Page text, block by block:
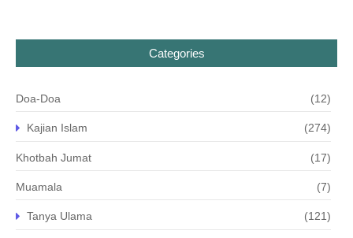
Categories
Doa-Doa (12)
Kajian Islam (274)
Khotbah Jumat (17)
Muamala (7)
Tanya Ulama (121)